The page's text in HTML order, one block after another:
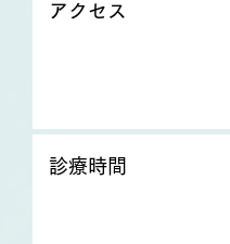
アクセス
診療時間